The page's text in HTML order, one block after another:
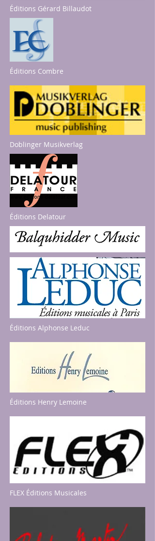
Éditions Gérard Billaudot
Éditions Combre
Doblinger Musikverlag
Éditions Delatour
Éditions Alphonse Leduc
Éditions Henry Lemoine
FLEX Éditions Musicales